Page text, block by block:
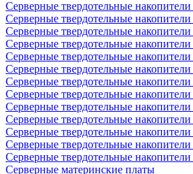
Серверные твердотельные накопители
Cерверные твердотельные
Cерверные твердотельные
Cерверные твердотельные
Cерверные твердотельные
Серверные твердотельные накопители
Серверные твердотельные накопители
Cерверные твердотельные
Cерверные твердотельные накопители
Cерверные твердотельные
Cерверные твердотельные
Cерверные твердотельные
Cерверные твердотельные
Серверные материнские платы